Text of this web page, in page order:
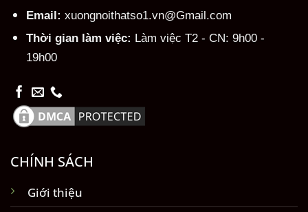
Email: xuongnoithatso1.vn@Gmail.com
Thời gian làm việc: Làm việc T2 - CN: 9h00 -
19h00
CHÍNH SÁCH
Giới thiệu